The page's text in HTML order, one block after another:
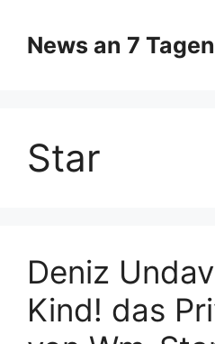
Inhalt
springen
News an 7 Tagen
Star
Deniz
Kind! das